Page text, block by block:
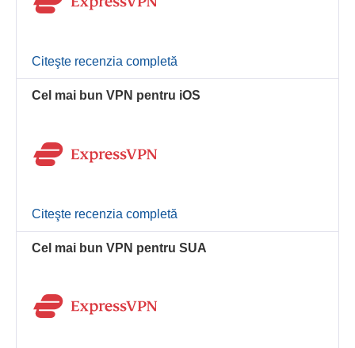
Citeşte recenzia completă
Cel mai bun VPN pentru iOS
Citeşte recenzia completă
Cel mai bun VPN pentru SUA